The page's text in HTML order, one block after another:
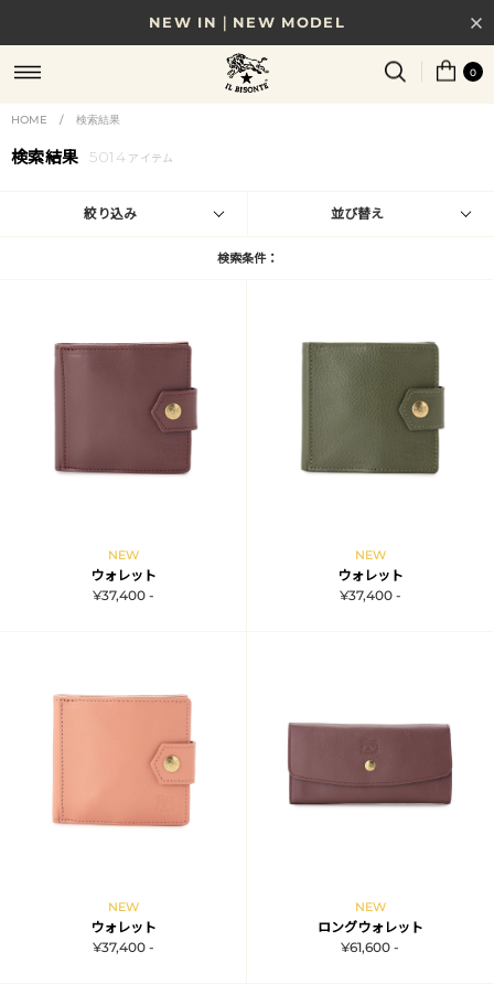
NEW IN｜NEW MODEL
8/17(月)10時まで｜税込11,000円以上で送料無料
贈る相手やシーンから選べる、新しいギフトガイド
NEW IN｜COLOR LEATHER
0
HOME / 検索結果
検索結果 5014 アイテム
絞り込み 並び替え
検索条件：
NEW
ウォレット
¥37,400 -
NEW
ウォレット
¥37,400 -
NEW
ウォレット
¥37,400 -
NEW
ロングウォレット
¥61,600 -